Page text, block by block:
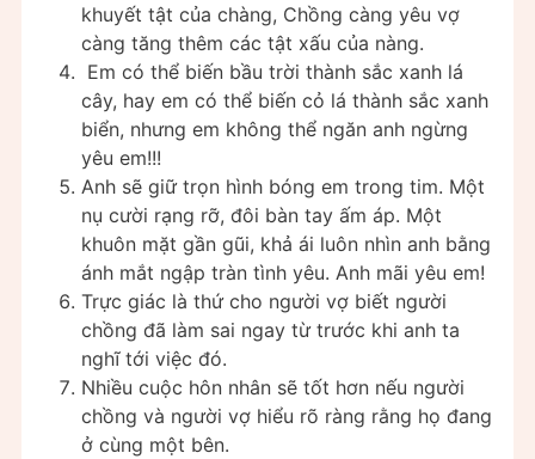
khuyết tật của chàng, Chồng càng yêu vợ
càng tăng thêm các tật xấu của nàng.
Em có thể biến bầu trời thành sắc xanh lá
cây, hay em có thể biến cỏ lá thành sắc xanh
biển, nhưng em không thể ngăn anh ngừng
yêu em!!!
Anh sẽ giữ trọn hình bóng em trong tim. Một
nụ cười rạng rỡ, đôi bàn tay ấm áp. Một
khuôn mặt gần gũi, khả ái luôn nhìn anh bằng
ánh mắt ngập tràn tình yêu. Anh mãi yêu em!
Trực giác là thứ cho người vợ biết người
chồng đã làm sai ngay từ trước khi anh ta
nghĩ tới việc đó.
Nhiều cuộc hôn nhân sẽ tốt hơn nếu người
chồng và người vợ hiểu rõ ràng rằng họ đang
ở cùng một bên.